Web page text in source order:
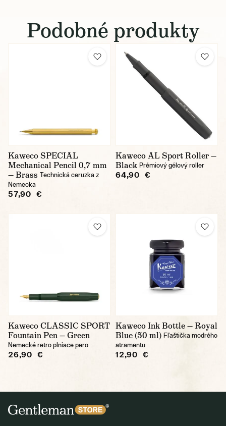
Podobné produkty
Kaweco SPECIAL
Mechanical Pencil 0,7 mm
— Brass Technická ceruzka z
Nemecka
57,90 €
Kaweco AL Sport Roller —
Black Prémiový gélový roller
64,90 €
Kaweco CLASSIC SPORT
Fountain Pen — Green
Nemecké retro plniace pero
26,90 €
Kaweco Ink Bottle — Royal
Blue (50 ml) Fľaštička modrého
atramentu
12,90 €